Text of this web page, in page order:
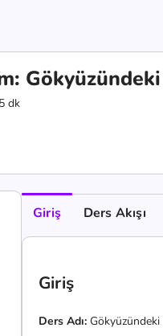
dk
Giriş Ders Akışı
Giriş
Ders Adı: